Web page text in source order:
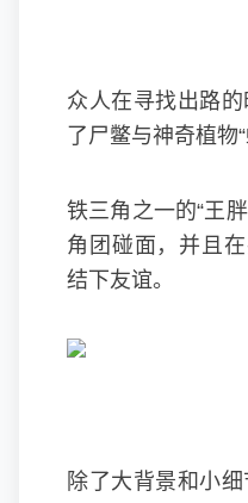
众人在寻找出路
了尸鳖与神奇植物
铁三角之一的“王
角团碰面，并且
结下友谊。
除了大背景和小